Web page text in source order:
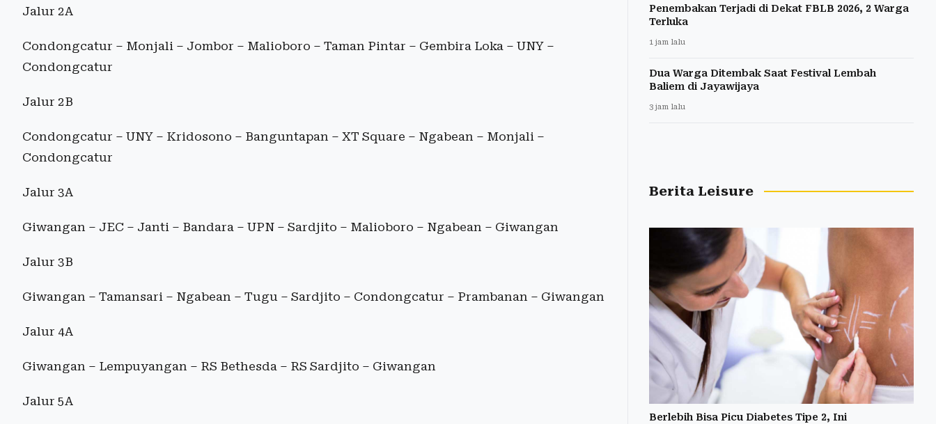
Jalur 2A
Condongcatur – Monjali – Jombor – Malioboro – Taman Pintar – Gembira Loka – UNY –
Condongcatur
Jalur 2B
Condongcatur – UNY – Kridosono – Banguntapan – XT Square – Ngabean – Monjali –
Condongcatur
Jalur 3A
Giwangan – JEC – Janti – Bandara – UPN – Sardjito – Malioboro – Ngabean – Giwangan
Jalur 3B
Giwangan – Tamansari – Ngabean – Tugu – Sardjito – Condongcatur – Prambanan – Giwangan
Jalur 4A
Giwangan – Lempuyangan – RS Bethesda – RS Sardjito – Giwangan
Jalur 5A
Penembakan Terjadi di Dekat FBLB 2026, 2 Warga
Terluka
1 jam lalu
Dua Warga Ditembak Saat Festival Lembah
Baliem di Jayawijaya
3 jam lalu
Berita Leisure
Berlebih Bisa Picu Diabetes Tipe 2, Ini